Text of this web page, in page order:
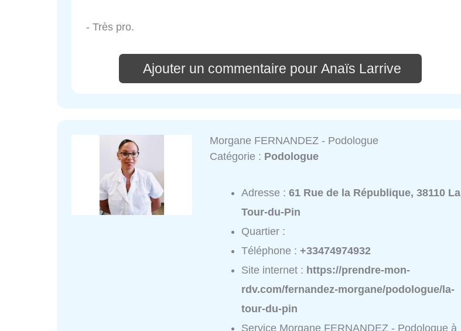
- Très pro.
Ajouter un commentaire pour Anaïs Larrive
Morgane FERNANDEZ - Podologue
Catégorie : Podologue
Adresse :61 Rue de la République, 38110 La
Tour-du-Pin
Quartier :
Téléphone :+33474974932
Site internet : https://prendre-mon-
rdv.com/fernandez-morgane/podologue/la-
tour-du-pin
Service Morgane FERNANDEZ - Podologue à